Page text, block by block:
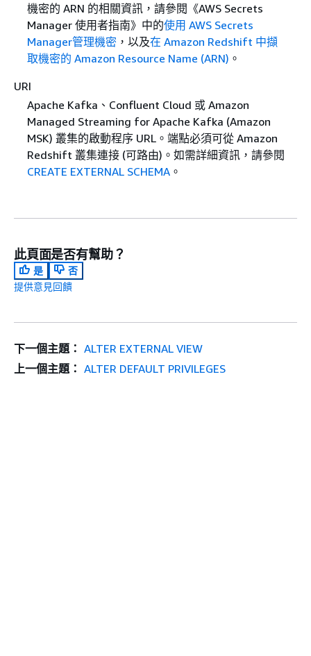
機密的 ARN 的相關資訊，請參閱《AWS Secrets
Manager 使用者指南》 中的使用 AWS Secrets
Manager管理機密 ，以及在 Amazon Redshift 中擷
取機密的 Amazon Resource Name (ARN) 。
URI
Apache Kafka、Confluent Cloud 或 Amazon
Managed Streaming for Apache Kafka (Amazon
MSK) 叢集的啟動程序 URL。端點必須可從 Amazon
Redshift 叢集連接 (可路由)。如需詳細資訊，請參閱
CREATE EXTERNAL SCHEMA。
此頁面是否有幫助？
是
否
提供意見回饋
下一個主題： ALTER EXTERNAL VIEW
上一個主題： ALTER DEFAULT PRIVILEGES